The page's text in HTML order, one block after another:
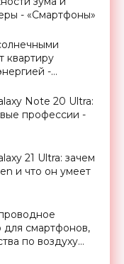
- «Смартфоны»
квартиру
-
Note 20 Ultra:
профессии -
21 Ultra: зачем
и что он умеет
для смартфонов,
по воздуху